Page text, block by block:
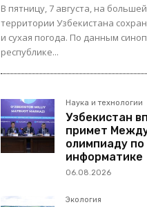
В пятницу, 7 августа, на
территории Узбекистана
и сухая погода. По данным
республике...
Наука и технологии
Узбекистан
примет
олимпиаду по
информатике
06.08.2026
Экология